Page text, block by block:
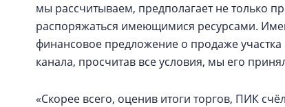
мы рассчитываем, предполагает не только
распоряжаться имеющимися ресурсами.
финансовое предложение о продаже
канала, просчитав все условия, мы его
«Скорее всего, оценив итоги торгов, ПИК